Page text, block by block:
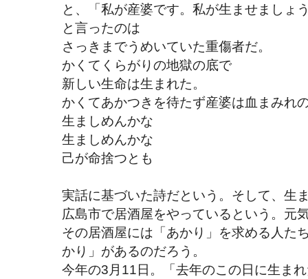
と、「私が産婆です。私が生ませましょ
と言ったのは
さっきまでうめいていた重傷者だ。
かくてくらがりの地獄の底で
新しい生命は生まれた。
かくてあかつきを待たず産婆は血まみれ
生ましめんかな
生ましめんかな
己が命捨つとも
実話に基づいた詩だという。そして、生
広島市で居酒屋をやっているという。元
その居酒屋には「あかり」を求める人た
かり」があるのだろう。
今年の3月11日。「去年のこの日に生ま